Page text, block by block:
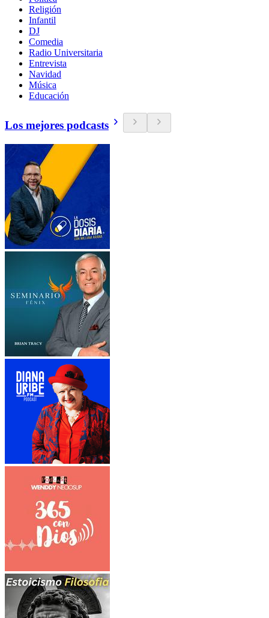
Religión
Infantil
DJ
Comedia
Radio Universitaria
Entrevista
Navidad
Música
Educación
Los mejores podcasts